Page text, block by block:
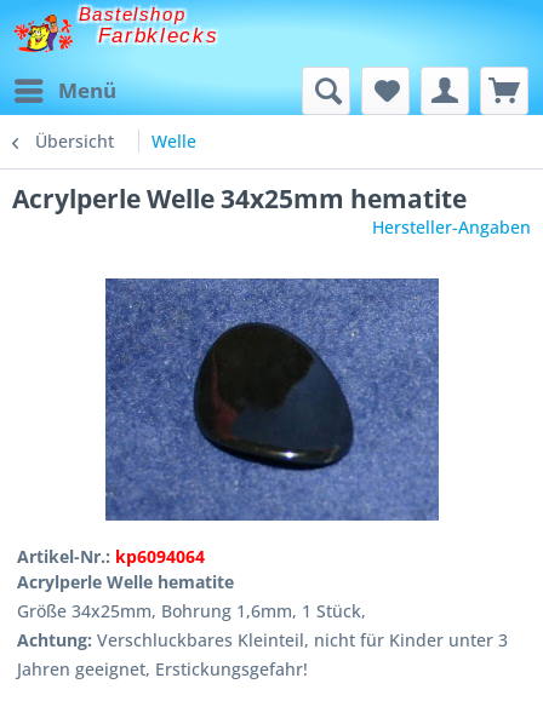
Bastelshop
Farbklecks
Menü
Übersicht Welle
Acrylperle Welle 34x25mm hematite
Hersteller-Angaben
Artikel-Nr.: kp6094064
Acrylperle Welle hematite
Größe 34x25mm, Bohrung 1,6mm, 1 Stück,
Achtung: Verschluckbares Kleinteil, nicht für Kinder unter 3
Jahren geeignet, Erstickungsgefahr!